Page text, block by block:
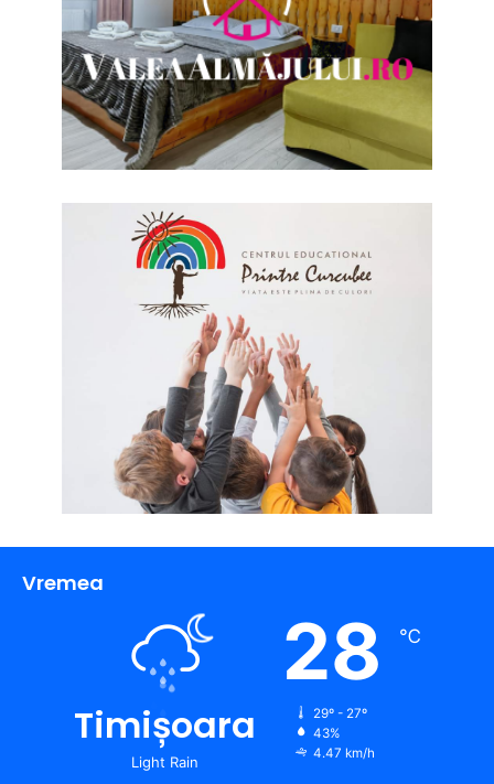
Vremea
Timișoara
Light Rain
28 ℃
29º - 27º
43%
4.47 km/h